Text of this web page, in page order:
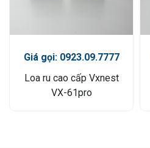
Giá gọi: 0923.09.7777
Loa ru cao cấp Vxnest
VX-61pro